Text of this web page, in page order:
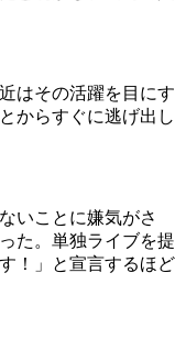
はその活躍を目にす
からすぐに逃げ出し
いことに嫌気がさ
た。単独ライブを提
！」と宣言するほど